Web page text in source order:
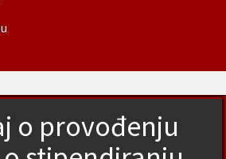
o provođenju